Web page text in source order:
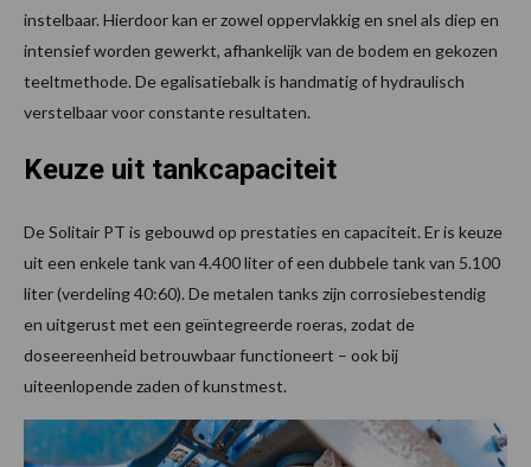
instelbaar. Hierdoor kan er zowel oppervlakkig en snel als diep en
intensief worden gewerkt, afhankelijk van de bodem en gekozen
teeltmethode. De egalisatiebalk is handmatig of hydraulisch
verstelbaar voor constante resultaten.
Keuze uit tankcapaciteit
De Solitair PT is gebouwd op prestaties en capaciteit. Er is keuze
uit een enkele tank van 4.400 liter of een dubbele tank van 5.100
liter (verdeling 40:60). De metalen tanks zijn corrosiebestendig
en uitgerust met een geïntegreerde roeras, zodat de
doseereenheid betrouwbaar functioneert – ook bij
uiteenlopende zaden of kunstmest.